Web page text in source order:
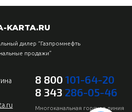
KARTA.RU
дилер “Газпромнефть
продажи”
8 800 101-64-20
8 343 286-05-46
Многоканальная горячая линия